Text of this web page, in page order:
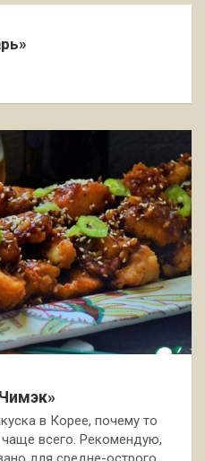
в Корее, почему то
всего. Рекомендую,